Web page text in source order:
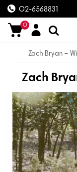
02-6568831
0
Zach Bryan –
Zach